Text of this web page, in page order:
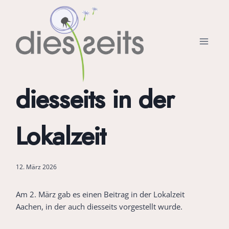
springen
diesseits in der
Lokalzeit
12. März 2026
Am 2. März gab es einen Beitrag in der Lokalzeit
Aachen, in der auch diesseits vorgestellt wurde.